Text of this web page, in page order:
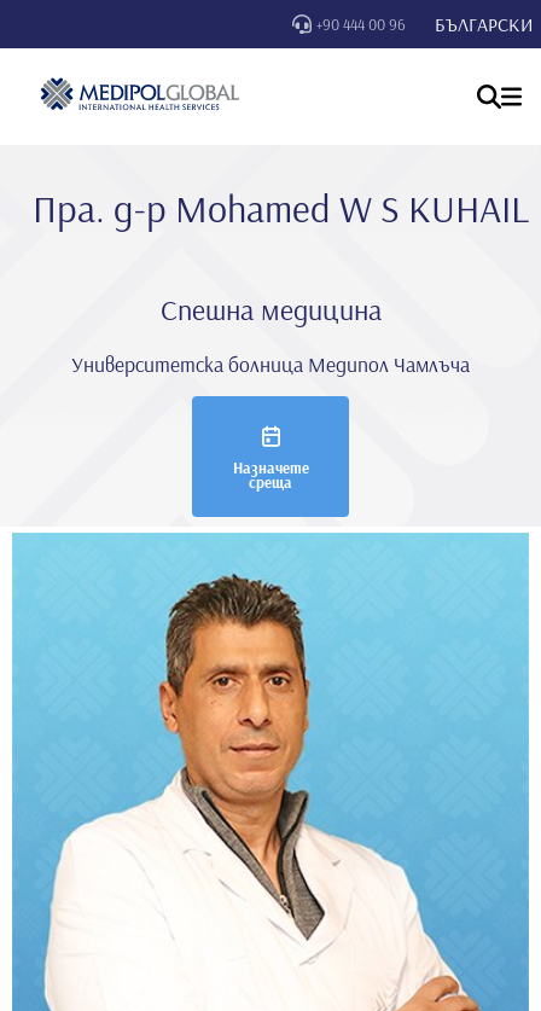
+90 444 00 96 БЪЛГАРСКИ
Пра. д-р Mohamed W S KUHAIL
Спешна медицина
Университетска болница Медипол Чамлъча
Назначете
среща